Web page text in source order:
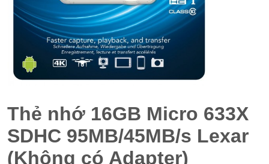
Thẻ nhớ 16GB Micro 633X
SDHC 95MB/45MB/s Lexar
(Không có Adapter)